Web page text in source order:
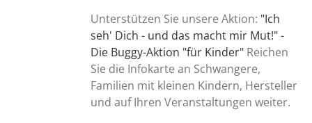
Unterstützen Sie unsere Aktion: "Ich
seh' Dich - und das macht mir Mut!" -
Die Buggy-Aktion "für Kinder" Reichen
Sie die Infokarte an Schwangere,
Familien mit kleinen Kindern, Hersteller
und auf Ihren Veranstaltungen weiter.